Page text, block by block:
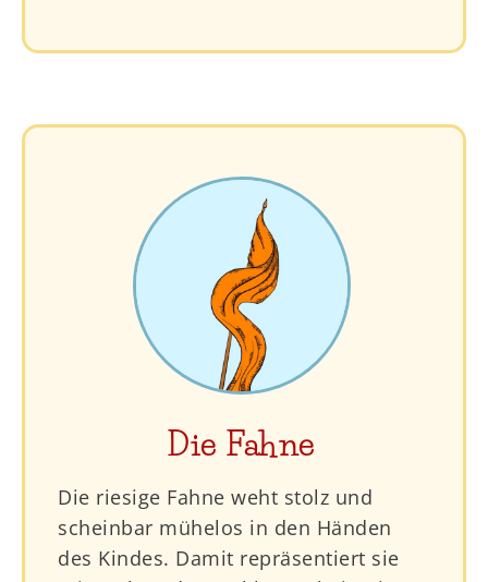
Die Fahne
Die riesige Fahne weht stolz und
scheinbar mühelos in den Händen
des Kindes. Damit repräsentiert sie